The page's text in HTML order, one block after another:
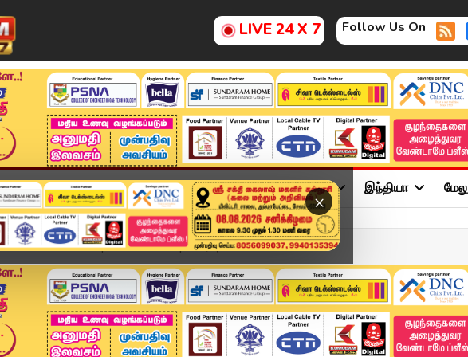
LIVE 24 X 7 Follow Us On
×
தமிழ்நாடு சினிமா அரசியல் விளையாட்டு இந்தியா
NEWS TAMIL | Jun 30 - 2026 | விரைவுச் செய...